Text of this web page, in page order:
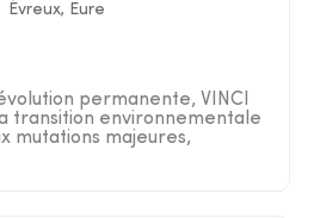
Évreux, Eure
permanente, VINCI
transition environnementale
mutations majeures,